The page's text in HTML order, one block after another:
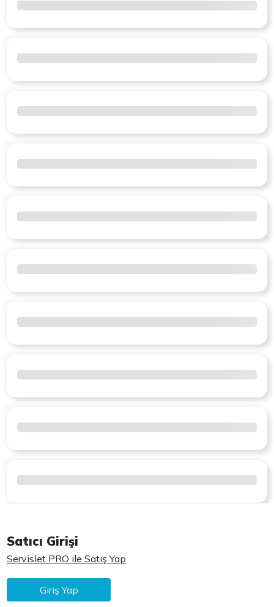
Satıcı Girişi
Servislet PRO ile Satış Yap
Giriş Yap